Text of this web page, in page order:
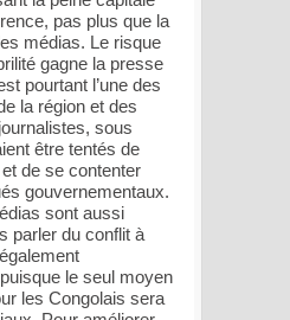
pas plus que la
médias. Le risque
gagne la presse
pourtant l’une des
la région et des
sous
être tentés de
de se contenter
gouvernementaux.
sont aussi
parler du conflit à
le seul moyen
les Congolais sera